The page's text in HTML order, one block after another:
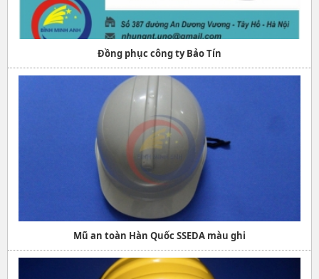
Đồng phục công ty Bảo Tín
Mũ an toàn Hàn Quốc SSEDA màu ghi